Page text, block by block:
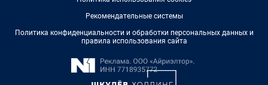
Рекомендательные системы
Политика конфиденциальности и обработки персональных данных и
правила использования сайта